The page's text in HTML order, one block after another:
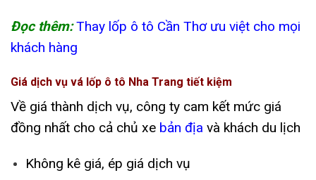
Đọc thêm: Thay lốp ô tô Cần Thơ ưu việt cho mọi
khách hàng
Giá dịch vụ vá lốp ô tô Nha Trang tiết kiệm
Về giá thành dịch vụ, công ty cam kết mức giá
đồng nhất cho cả chủ xe bản địa và khách du lịch
Không kê giá, ép giá dịch vụ